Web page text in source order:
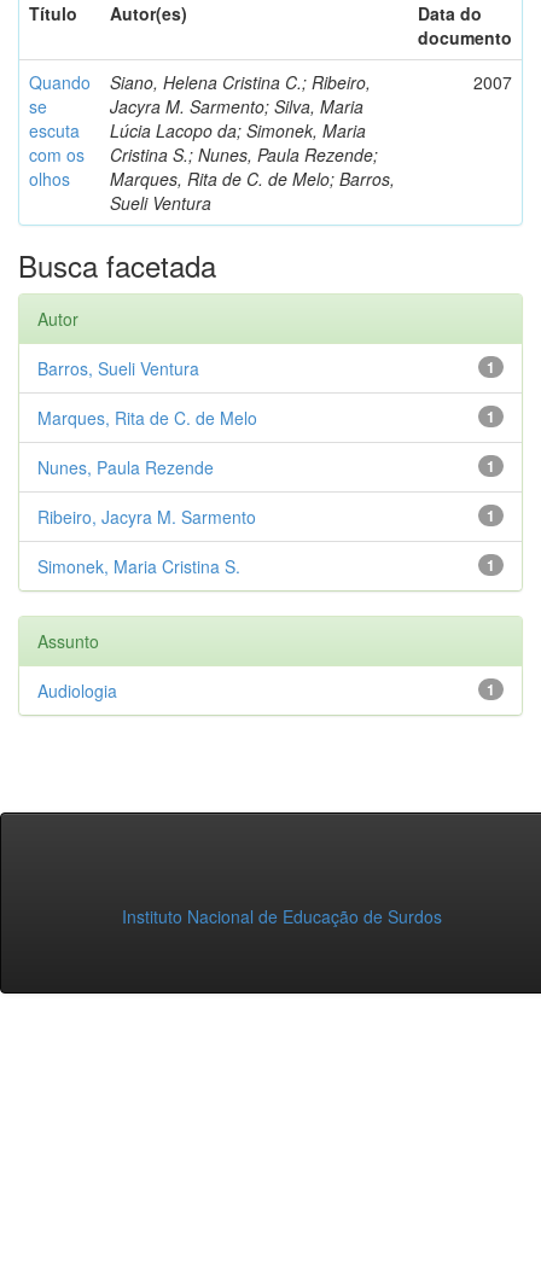
Título
Autor(es)
Data do
documento
Quando
se
escuta
com os
olhos
Siano, Helena Cristina C.; Ribeiro,
Jacyra M. Sarmento; Silva, Maria
Lúcia Lacopo da; Simonek, Maria
Cristina S.; Nunes, Paula Rezende;
Marques, Rita de C. de Melo; Barros,
Sueli Ventura
2007
Busca facetada
Autor
1
Barros, Sueli Ventura
1
Marques, Rita de C. de Melo
1
Nunes, Paula Rezende
1
Ribeiro, Jacyra M. Sarmento
1
Simonek, Maria Cristina S.
Assunto
1
Audiologia
Instituto Nacional de Educação de Surdos